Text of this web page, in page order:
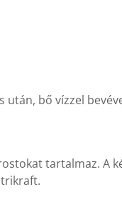
bő vízzel
tartalmaz. A